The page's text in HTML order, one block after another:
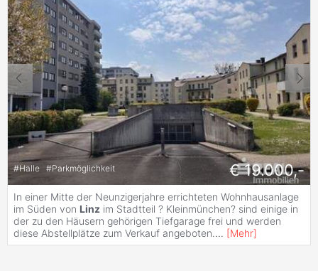
#Halle #Parkmöglichkeit € 19.000,-
In einer Mitte der Neunzigerjahre errichteten Wohnhausanlage
im Süden von Linz im Stadtteil ? Kleinmünchen? sind einige in
der zu den Häusern gehörigen Tiefgarage frei und werden
diese Abstellplätze zum Verkauf angeboten.... [Mehr]